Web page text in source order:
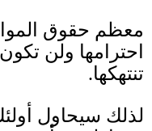
معظم حقوق
احترامها ولن
تنتهكها.
لذلك سيحاول